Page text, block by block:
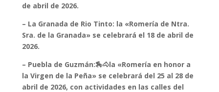
de abril de 2026.
– La Granada de Rio Tinto: la «Romería de Ntra.
Sra. de la Granada» se celebrará el 18 de abril de
2026.
– Puebla de Guzmán:🏇🐴la «Romería en honor a
la Virgen de la Peña» se celebrará del 25 al 28 de
abril de 2026, con actividades en las calles del